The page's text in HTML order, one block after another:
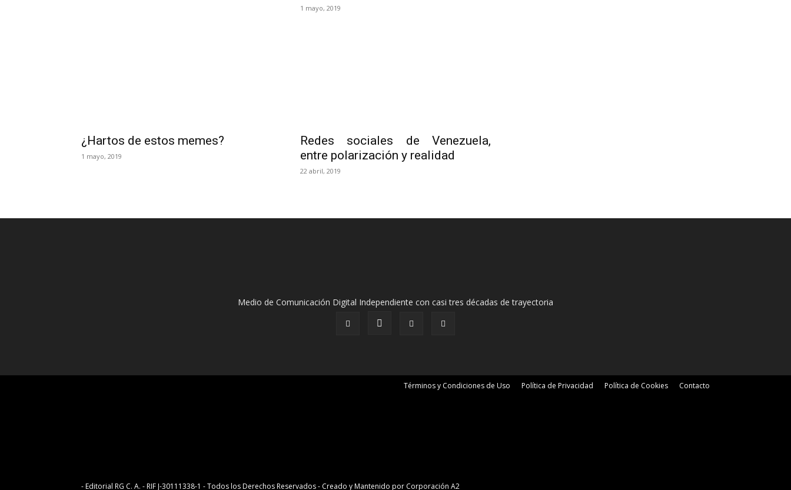
1 mayo, 2019
¿Hartos de estos memes?
1 mayo, 2019
Redes sociales de Venezuela,
entre polarización y realidad
22 abril, 2019
Medio de Comunicación Digital Independiente con casi tres décadas de trayectoria
Términos y Condiciones de Uso Política de Privacidad Política de Cookies Contacto
- Editorial RG C. A. - RIF J-30111338-1 - Todos los Derechos Reservados - Creado y Mantenido por Corporación A2